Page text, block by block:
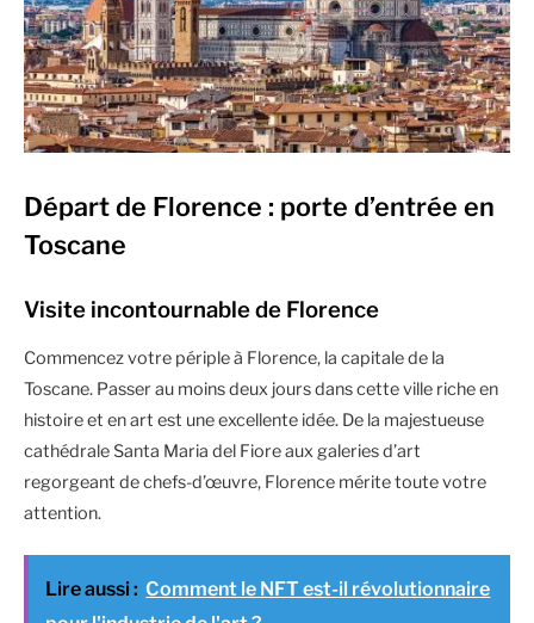
Départ de Florence : porte d’entrée en
Toscane
Visite incontournable de Florence
Commencez votre périple à Florence, la capitale de la
Toscane. Passer au moins deux jours dans cette ville riche en
histoire et en art est une excellente idée. De la majestueuse
cathédrale Santa Maria del Fiore aux galeries d’art
regorgeant de chefs-d’œuvre, Florence mérite toute votre
attention.
Lire aussi : Comment le NFT est-il révolutionnaire